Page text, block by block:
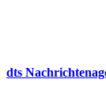
dts